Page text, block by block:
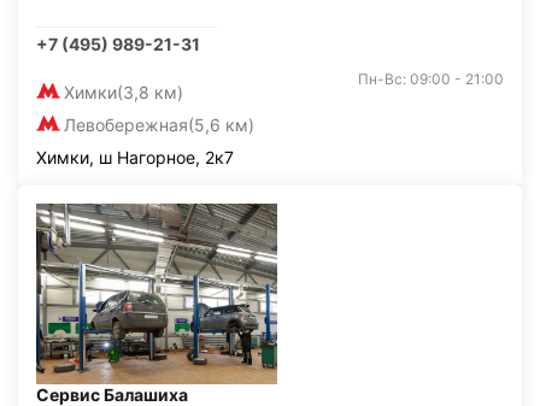
+7 (495) 989-21-31
Химки(3,8 км)
Левобережная(5,6 км)
Пн-Вс: 09:00 - 21:00
Химки, ш Нагорное, 2к7
Сервис Балашиха